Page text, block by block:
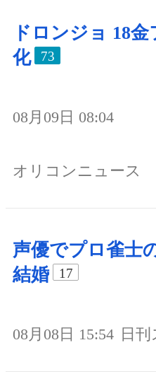
ドロンジョ 18
化
73
08月09日 08:04
オリコンニュース
声優でプロ雀士
結婚
17
08月08日 15:54 日